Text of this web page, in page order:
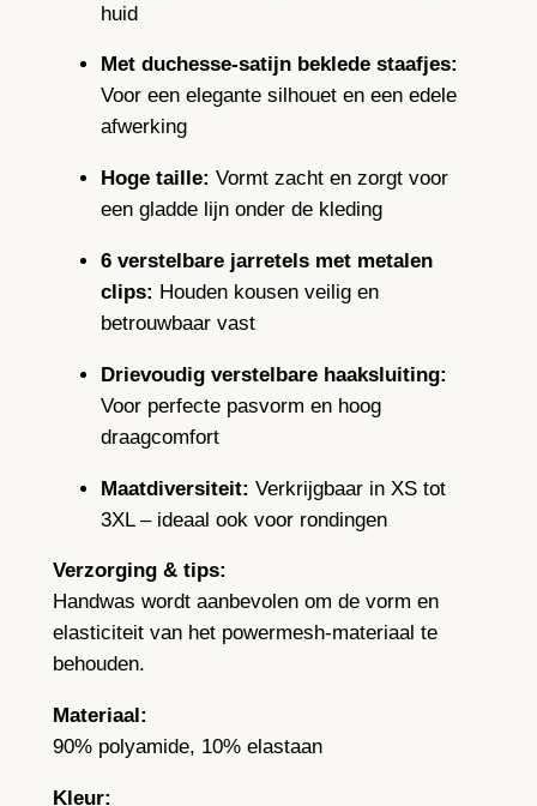
a
r
t
o
r
o
o
huid
Met duchesse-satijn beklede staafjes:
Voor een elegante silhouet en een edele
afwerking
Hoge taille: Vormt zacht en zorgt voor
een gladde lijn onder de kleding
6 verstelbare jarretels met metalen
clips: Houden kousen veilig en
betrouwbaar vast
Drievoudig verstelbare haaksluiting:
Voor perfecte pasvorm en hoog
draagcomfort
Maatdiversiteit: Verkrijgbaar in XS tot
3XL – ideaal ook voor rondingen
Verzorging & tips:
Handwas wordt aanbevolen om de vorm en
elasticiteit van het powermesh-materiaal te
behouden.
Materiaal:
90% polyamide, 10% elastaan
Kleur: